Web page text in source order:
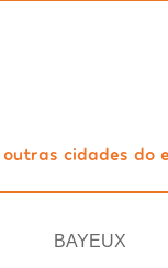
outras cidades do
BAYEUX